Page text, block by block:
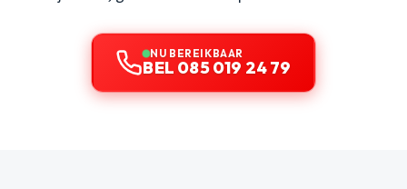
NU BEREIKBAAR
BEL 085 019 24 79